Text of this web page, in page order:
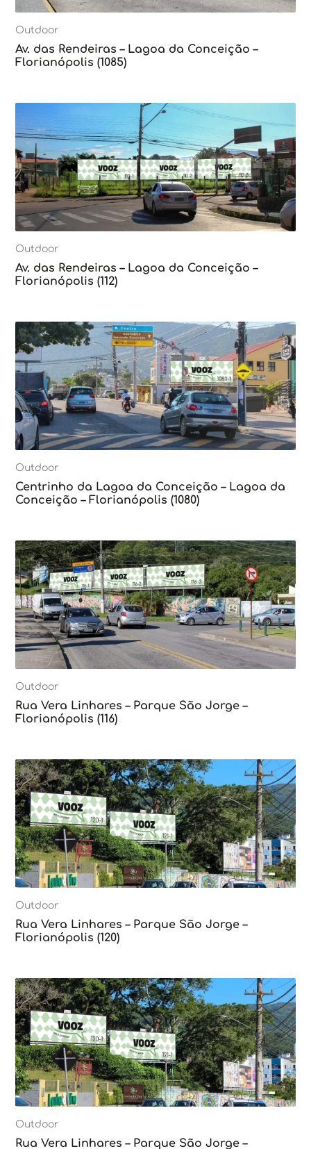
Outdoor
Av. das Rendeiras – Lagoa da Conceição –
Florianópolis (1085)
Outdoor
Av. das Rendeiras – Lagoa da Conceição –
Florianópolis (112)
Outdoor
Centrinho da Lagoa da Conceição – Lagoa da
Conceição – Florianópolis (1080)
Outdoor
Rua Vera Linhares – Parque São Jorge –
Florianópolis (116)
Outdoor
Rua Vera Linhares – Parque São Jorge –
Florianópolis (120)
Outdoor
Rua Vera Linhares – Parque São Jorge –